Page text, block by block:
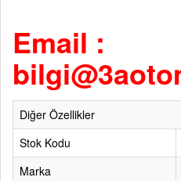
Email :
Diğer Özellikler
Stok Kodu
Marka